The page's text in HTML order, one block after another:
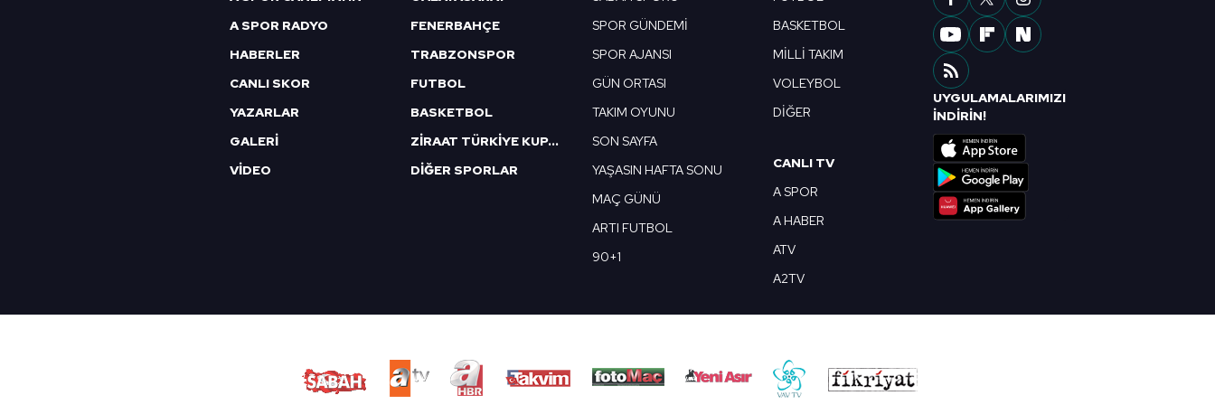
A SPOR RADYO
HABERLER
CANLI SKOR
YAZARLAR
GALERİ
VİDEO
FENERBAHÇE
TRABZONSPOR
FUTBOL
BASKETBOL
ZİRAAT TÜRKİYE KUPASI
DİĞER SPORLAR
SPOR GÜNDEMİ
SPOR AJANSI
GÜN ORTASI
TAKIM OYUNU
SON SAYFA
YAŞASIN HAFTA SONU
MAÇ GÜNÜ
ARTI FUTBOL
90+1
BASKETBOL
MİLLİ TAKIM
VOLEYBOL
DİĞER
CANLI TV
A SPOR
A HABER
ATV
A2TV
UYGULAMALARIMIZI
İNDİRİN!